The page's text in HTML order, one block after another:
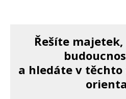
Řešíte
a hledáte v